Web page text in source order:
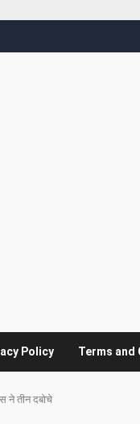
Policy Terms and
ने तीन दबोचे